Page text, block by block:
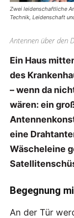
Zwei leidenschaftliche
Technik, Leidenschaft
Antennen über den
Ein Haus
des
– wenn da
wären: ein
eine
Wäscheleine
Begegnung
An der Tür